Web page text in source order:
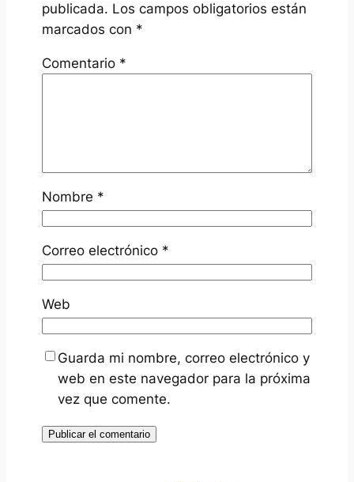
publicada. Los campos obligatorios están
marcados con *
Comentario *
Nombre *
Correo electrónico *
Web
Guarda mi nombre, correo electrónico y
web en este navegador para la próxima
vez que comente.